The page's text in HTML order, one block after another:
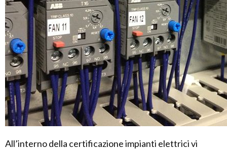
All’interno della certificazione impianti elettrici vi